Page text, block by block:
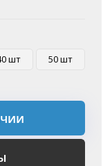
шт 50 шт